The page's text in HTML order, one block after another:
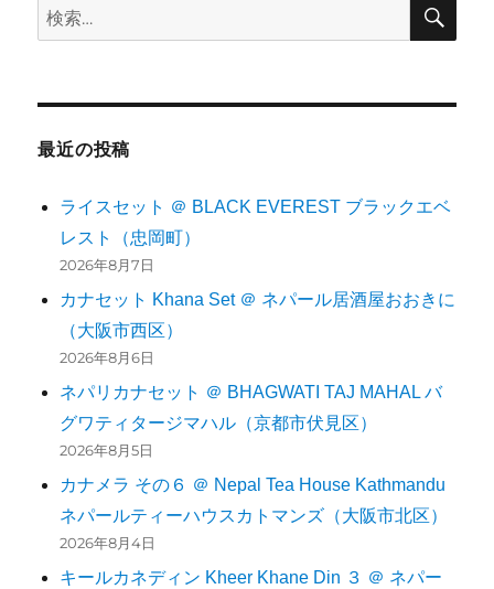
検
索:
最近の投稿
ライスセット ＠ BLACK EVEREST ブラックエベ
レスト（忠岡町）
2026年8月7日
カナセット Khana Set ＠ ネパール居酒屋おおきに
（大阪市西区）
2026年8月6日
ネパリカナセット ＠ BHAGWATI TAJ MAHAL バ
グワティタージマハル（京都市伏見区）
2026年8月5日
カナメラ その６ ＠ Nepal Tea House Kathmandu
ネパールティーハウスカトマンズ（大阪市北区）
2026年8月4日
キールカネディン Kheer Khane Din ３ ＠ ネパー